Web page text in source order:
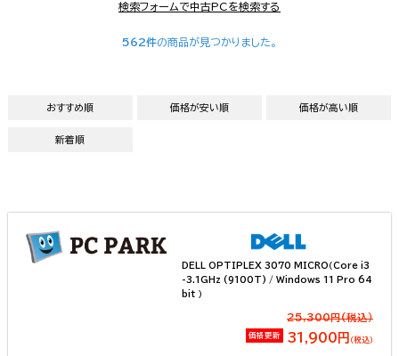
検索フォームで中古PCを検索する
562件の商品が見つかりました。
おすすめ順 価格が安い順 価格が高い順
新着順
DELL OPTIPLEX 3070 MICRO（Core i3
-3.1GHz (9100T) / Windows 11 Pro 64
bit ）
25,300円(税込）
価格更新 31,900円 （税込）